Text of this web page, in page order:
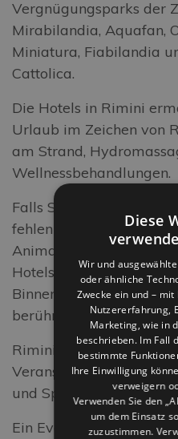
Vergnügungsparks der
Mirabilandia, Aquafan,
Miniatura, Fiabilandia
Cattolica.
Die Hotels in Rimini
Urlaub im Zeichen von
am Strand,
Wellnessbehandlungen.
Falls Sie lieber einen
fehlen auch Turn-/
Animation für Kinder
Hotels und am Strand,
Binnenland, Abende in
berühmtesten Lokalen
Rimini ist daneben
Veranstaltungen,
und Sportereignisse.
Ein Event, das es noch
Diese
Wir und
oder ähnliche
Zwecke ein und –
Nutzererfahrung,
Marketing, wie in
beschrieben. Im Fall
bestimmte
Ihre Einwilligung
verweigern
Verwenden Sie den
um dem Einsatz
zuzustimmen.